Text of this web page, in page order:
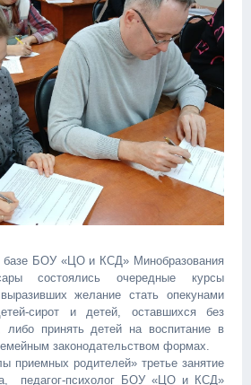
базе БОУ «ЦО и КСД» Минобразования
состоялись очередные курсы
желание стать опекунами
сирот и детей, оставшихся без
либо принять детей на воспитание в
законодательством формах.
приемных родителей» третье занятие
педагог-психолог БОУ «ЦО и КСД»